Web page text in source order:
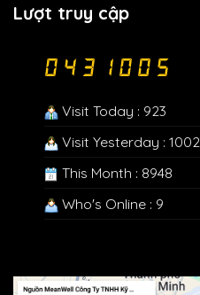
Lượt truy cập
Visit Today : 923
Visit Yesterday : 1002
This Month : 8948
Who's Online : 9